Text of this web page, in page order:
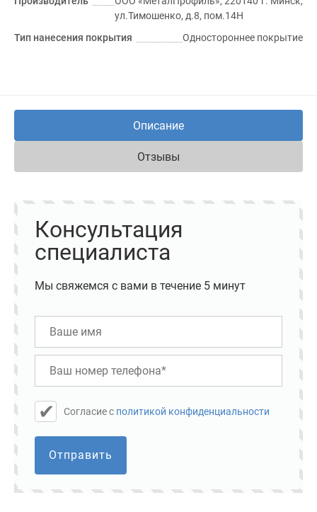
ул.Тимошенко, д.8, пом.14Н
Тип нанесения покрытия
Одностороннее покрытие
Описание
Отзывы
Консультация
специалиста
Мы свяжемся с вами в течение 5 минут
Cогласие с политикой конфиденциальности
Отправить